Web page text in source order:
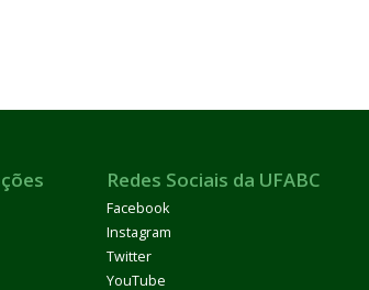
Redes Sociais da UFABC
Facebook
Instagram
Twitter
YouTube